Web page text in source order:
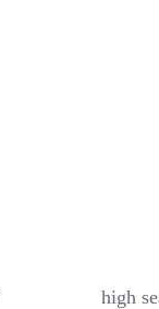
high